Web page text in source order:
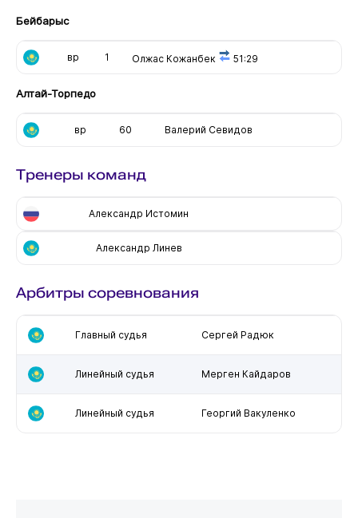
Бейбарыс
вр 1 Олжас Кожанбек 51:29
Алтай-Торпедо
вр 60 Валерий Севидов
Тренеры команд
Александр Истомин
Александр Линев
Арбитры соревнования
Главный судья Сергей Радюк
Линейный судья Мерген Кайдаров
Линейный судья Георгий Вакуленко